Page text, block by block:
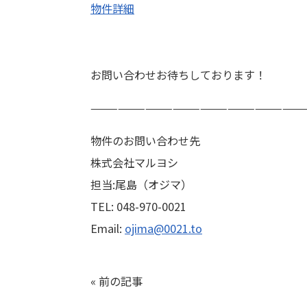
物件詳細
お問い合わせお待ちしております！
物件のお問い合わせ先
株式会社マルヨシ
担当:尾島（オジマ）
TEL: 048-970-0021
Email: ojima@0021.to
« 前の記事